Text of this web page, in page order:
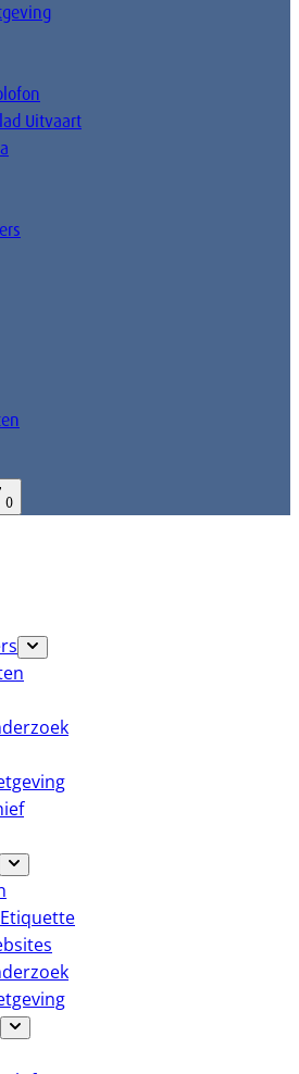
Uitvaart
0